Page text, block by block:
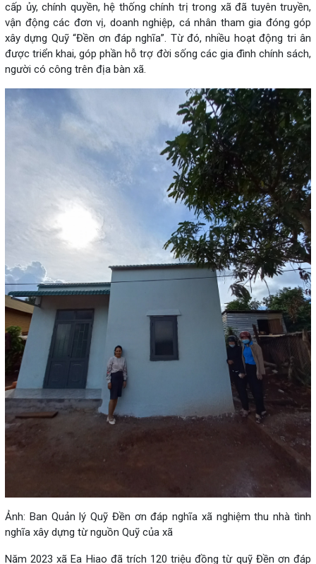
cấp ủy, chính quyền, hệ thống chính trị trong xã đã tuyên truyền,
vận động các đơn vị, doanh nghiệp, cá nhân tham gia đóng góp
xây dựng Quỹ “Đền ơn đáp nghĩa”. Từ đó, nhiều hoạt động tri ân
được triển khai, góp phần hỗ trợ đời sống các gia đình chính sách,
người có công trên địa bàn xã.
Ảnh: Ban Quản lý Quỹ Đền ơn đáp nghĩa xã nghiệm thu nhà tình
nghĩa xây dựng từ nguồn Quỹ của xã
Năm 2023 xã Ea Hiao đã trích 120 triệu đồng từ quỹ Đền ơn đáp